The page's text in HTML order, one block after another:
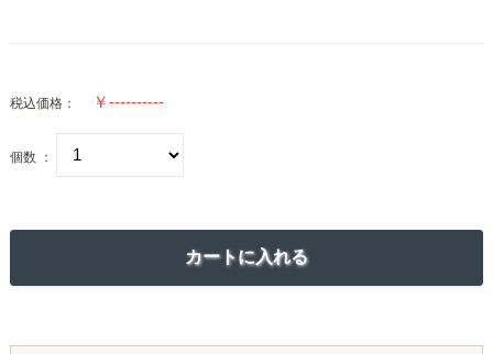
税込価格：
個数 ：